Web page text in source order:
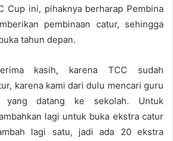
Cup ini, pihaknya berharap Pembina
pembinaan catur, sehingga
tahun depan.
kasih, karena TCC sudah
karena kami dari dulu mencari guru
datang ke sekolah. Untuk
lagi untuk buka ekstra catur
lagi satu, jadi ada 20 ekstra